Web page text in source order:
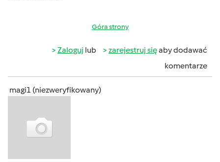
Góra strony
Zaloguj lub zarejestruj sięaby dodawać
komentarze
magi1 (niezweryfikowany)